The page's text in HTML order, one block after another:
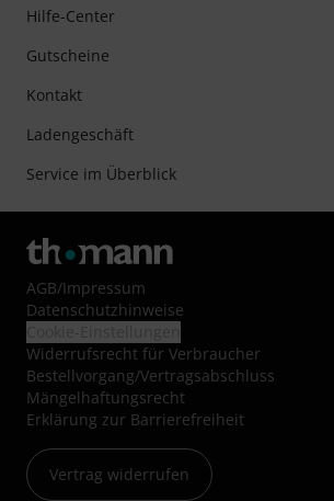
Hilfe-Center
Gutscheine
Kontakt
Ladengeschäft
Service im Überblick
AGB/Impressum
Datenschutzhinweise
Widerrufsrecht für Verbraucher
Bestellvorgang/Vertragsabschluss
Mängelhaftungsrecht
Erklärung zur Barrierefreiheit
Vertrag widerrufen